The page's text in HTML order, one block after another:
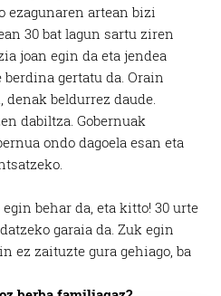
ezagunaren artean bizi
30 bat lagun sartu ziren
joan egin da eta jendea
gertatu da. Orain
beldurrez daude.
dabiltza. Gobernuak
ondo dagoela esan eta
behar da, eta kitto! 30 urte
garaia da. Zuk egin
ez zaituzte gura gehiago, ba